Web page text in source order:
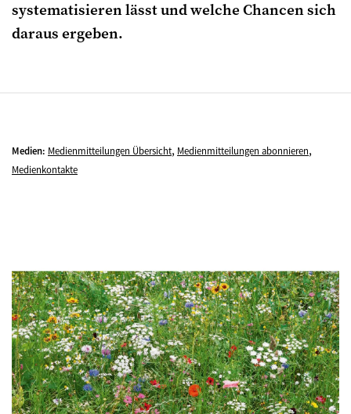
systematisieren lässt und welche Chancen sich
daraus ergeben.
Medien: Medienmitteilungen Übersicht, Medienmitteilungen abonnieren,
Medienkontakte